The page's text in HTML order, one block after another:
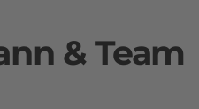
& Team